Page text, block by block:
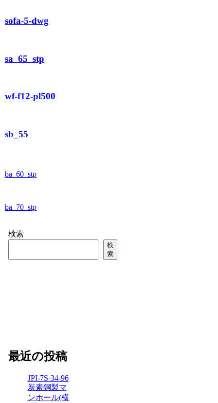
sofa-5-dwg
sa_65_stp
wf-f12-pl500
sb_55
ba_60_stp
ba_70_stp
検索
検
索
最近の投稿
JPI-7S-34-96
炭素鋼製マ
ンホール(横